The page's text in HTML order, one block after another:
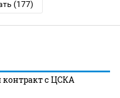
(177)
с ЦСКА